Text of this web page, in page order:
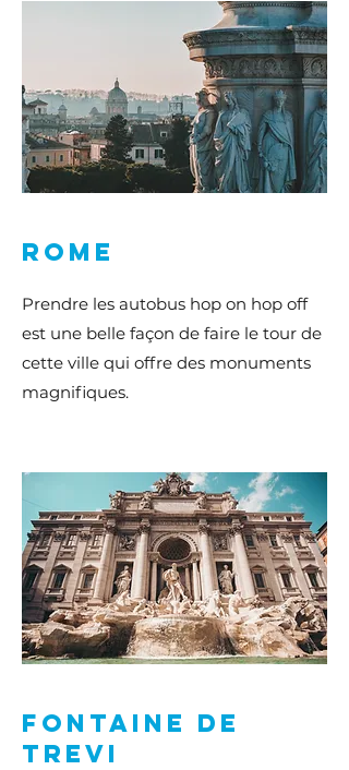
Rome
Prendre les autobus hop on hop off
est une belle façon de faire le tour de
cette ville qui offre des monuments
magnifiques.
fontaine de
trevi